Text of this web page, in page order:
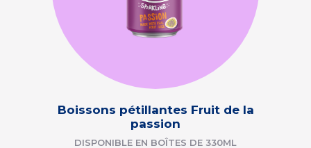
Boissons pétillantes Fruit de la
passion
DISPONIBLE EN BOÎTES DE 330ML